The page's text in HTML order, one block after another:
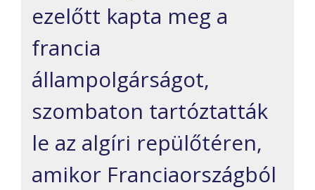
ezelőtt kapta meg a
francia
állampolgárságot,
szombaton tartóztatták
le az algíri repülőtéren,
amikor Franciaországból